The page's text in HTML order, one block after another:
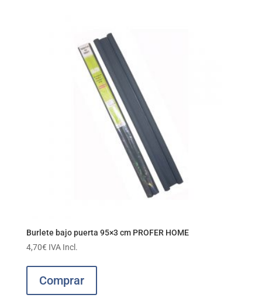
Burlete bajo puerta 95×3 cm PROFER HOME
4,70€ IVA Incl.
Comprar